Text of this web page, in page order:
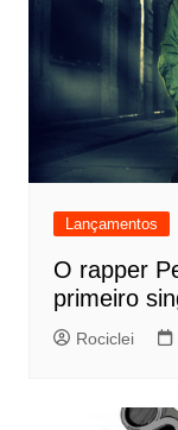
Lançamentos
O rapper
primeiro
Rociclei